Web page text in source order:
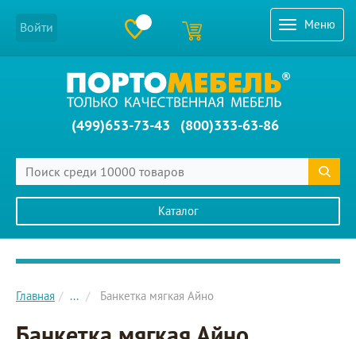
Меню
Войти
(499)653-73-43 (800)333-63-86
Каталог
Главное меню сайта
Главная ... Банкетка мягкая Айно